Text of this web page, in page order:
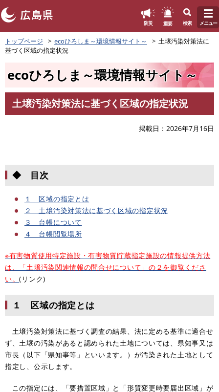
ペ
ー
ジ
。
防災 重要 検索 メニュー
トップページ ecoひろしま～環境情報サイト～
土壌汚染対策法に
基づく区域の指定状況
ecoひろしま～環境情報サイト～
文
土壌汚染対策法に基づく区域の指定状況
掲載日 2026年7月16日
◆ 目次
１ 区域の指定とは
２ 土壌汚染対策法に基づく区域の指定状況
３ 台帳について
４ 台帳閲覧場所
※有害物質使用特定施設・有害物質貯蔵指定施設の情報提供方法
は、「土壌汚染関連情報の問合せについて」の２を御覧くださ
い。(リンク)
１ 区域の指定とは
土壌汚染対策法に基づく調査の結果、法に定める基準に適合せ
ず、土壌の汚染があると認められた土地については、県知事又は
市長（以下「県知事等」といいます。）が汚染された土地として
指定し、公示します。
この指定には、「要措置区域」と「形質変更時要届出区域」が